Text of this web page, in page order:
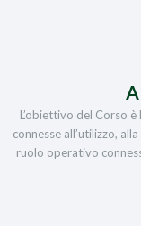
L’obiettivo del Corso
connesse all’utilizzo,
ruolo operativo